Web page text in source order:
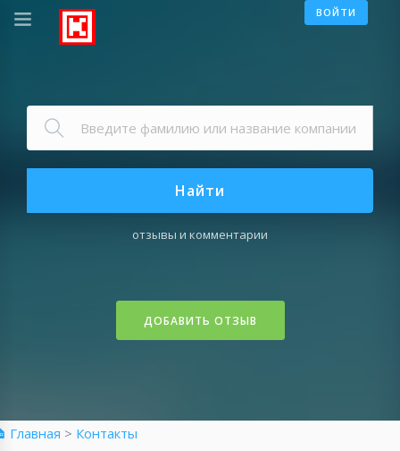
ВОЙТИ
Найти
отзывы и комментарии
ДОБАВИТЬ ОТЗЫВ
Главная > Контакты